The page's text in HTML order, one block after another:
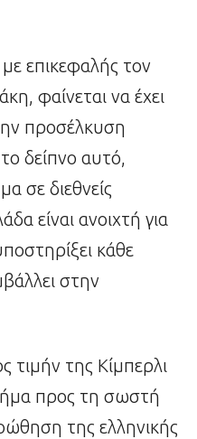
επικεφαλής τον
φαίνεται να έχει
προσέλκυση
δείπνο αυτό,
σε διεθνείς
είναι ανοιχτή για
κάθε
στην
τιμήν της Κίμπερλι
προς τη σωστή
της ελληνικής